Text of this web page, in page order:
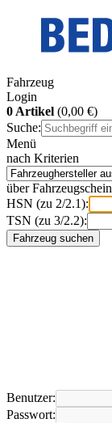
Fahrzeug
Login
0 Artikel (0,00 €)
Suche:
Menü
nach Kriterien
über Fahrzeugschein
HSN (zu 2/2.1):
TSN (zu 3/2.2):
Fahrzeug suchen
Benutzer:
Passwort: